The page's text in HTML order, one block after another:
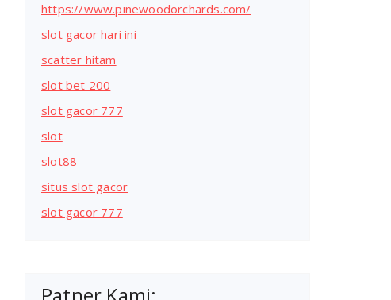
https://www.pinewoodorchards.com/
slot gacor hari ini
scatter hitam
slot bet 200
slot gacor 777
slot
slot88
situs slot gacor
slot gacor 777